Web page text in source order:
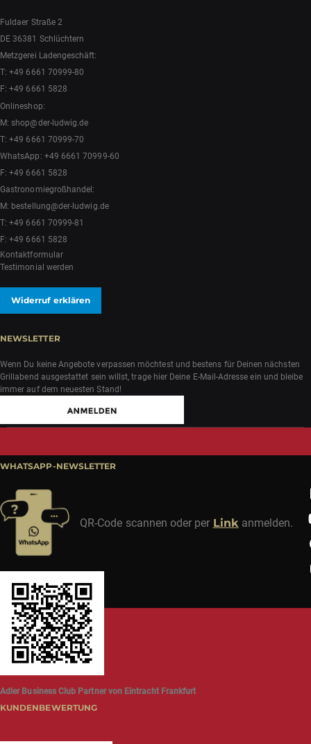
Fuldaer Straße 2
DE 36381 Schlüchtern
Metzgerei Ladengeschäft:
T:+49 6661 70999-80
F: +49 6661 5828
Onlineshop:
M:shop@der-ludwig.de
T:+49 6661 70999-70
WhatsApp: +49 6661 70999-60
F: +49 6661 5828
Gastronomiegroßhandel:
M: bestellung@der-ludwig.de
T:+49 6661 70999-81
F: +49 6661 5828
Kontaktformular
Testimonial werden
Widerruf erklären
NEWSLETTER
Wenn Du keine Angebote verpassen möchtest und bestens für Deinen nächsten
Grillabend ausgestattet sein willst, trage hier Deine E-Mail-Adresse ein und bleibe
immer auf dem neuesten Stand!
WHATSAPP-NEWSLETTER
QR-Code scannen oder per Link anmelden.
Adler Business Club Partner von Eintracht Frankfurt
KUNDENBEWERTUNG